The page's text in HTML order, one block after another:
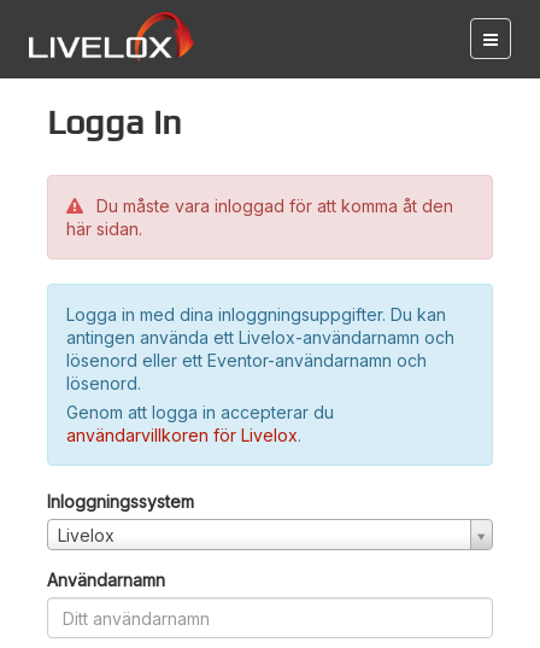
Logga in
Du måste vara inloggad för att komma åt den
här sidan.
Logga in med dina inloggningsuppgifter. Du kan
antingen använda ett Livelox-användarnamn och
lösenord eller ett Eventor-användarnamn och
lösenord.
Genom att logga in accepterar du
användarvillkoren för Livelox.
Inloggningssystem
Livelox
Användarnamn